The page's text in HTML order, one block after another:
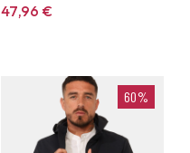
47,96€
60%